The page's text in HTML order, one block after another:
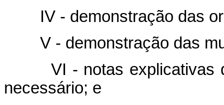
IV - demonstração das
V - demonstração das
VI - notas explicativas
necessário; e